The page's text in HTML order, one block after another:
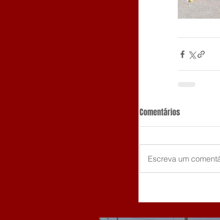
Comentários
Escreva um